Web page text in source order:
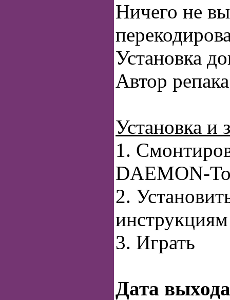
Ничего не
Установка
Автор
Установка и
1.
DAEMON-
2.
3. Играть
Дата